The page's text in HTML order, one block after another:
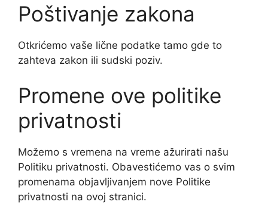
Poštivanje zakona
Otkrićemo vaše lične podatke tamo gde to
zahteva zakon ili sudski poziv.
Promene ove politike
privatnosti
Možemo s vremena na vreme ažurirati našu
Politiku privatnosti. Obavestićemo vas o svim
promenama objavljivanjem nove Politike
privatnosti na ovoj stranici.